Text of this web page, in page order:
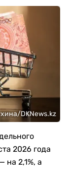
DKNews.kz
2026 года
на 2,1%, а